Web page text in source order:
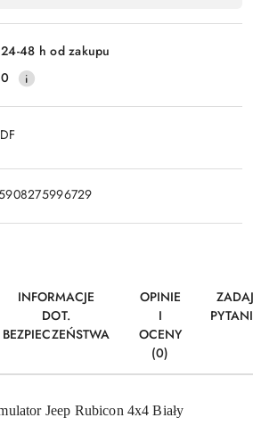
24-48 h od zakupu
0
INFORMACJE
DOT.
BEZPIECZEŃSTWA
OPINIE
I
OCENY
(0)
Jeep Rubicon 4x4 Biały